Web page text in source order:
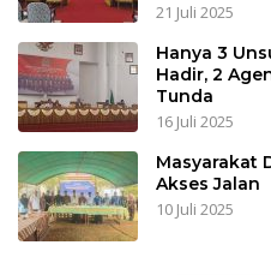
21 Juli 2025
Hanya 3
Hadir, 2
Tunda
16 Juli 2025
Masyarakat
Akses Jalan
10 Juli 2025